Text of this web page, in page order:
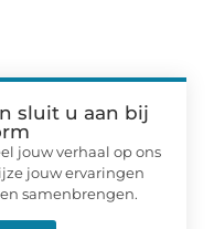
sluit u aan bij
jouw verhaal op ons
jouw ervaringen
samenbrengen.